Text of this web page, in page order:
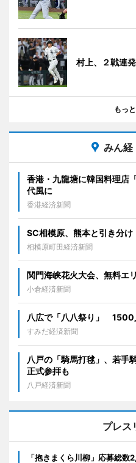
村上、２戦連
もっ
みん経
香港・九龍塘に韓国料理
代風に
香港経済新聞
SC相模原、熊本と引き分
相模原町田経済新聞
関門海峡花火大会、無料エ
小倉経済新聞
八広で「八八祭り」 1500
すみだ経済新聞
八戸の「騎馬打毬」、若
正式参拝も
八戸経済新聞
プレス
「抱きまくら川柳」応募総